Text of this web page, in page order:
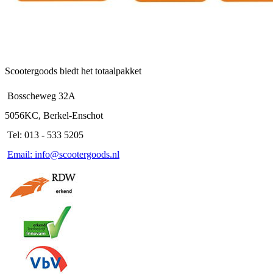
Scootergoods biedt het totaalpakket
Bosscheweg 32A
5056KC, Berkel-Enschot
Tel: 013 - 533 5205
Email: info@scootergoods.nl